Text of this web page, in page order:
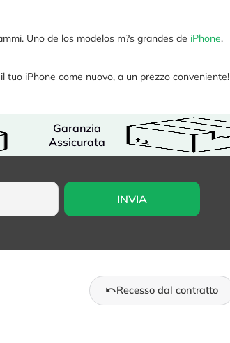
Uno de los modelos m?s grandes de iPhone.
tuo iPhone come nuovo, a un prezzo conveniente!
Garanzia
Assicurata
Recesso dal contratto